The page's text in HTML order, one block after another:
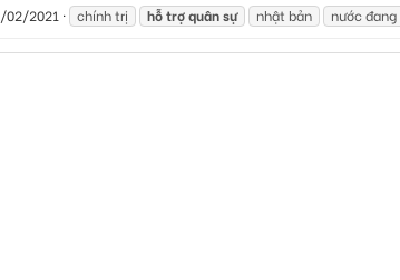
02/2021 chính trị hỗtrợquânsự nhật bản nước